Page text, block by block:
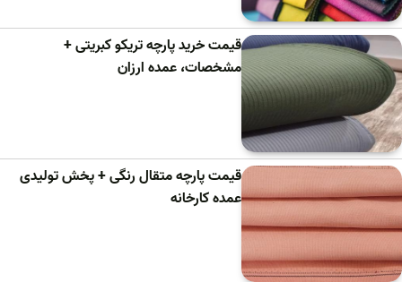
قیمت خرید پارچه تریکو کبریتی +
مشخصات، عمده ارزان
قیمت پارچه متقال رنگی + پخش تولیدی
عمده کارخانه